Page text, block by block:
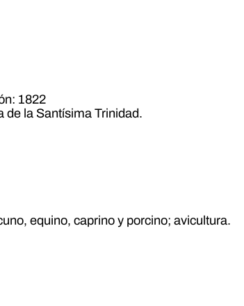
1822
de la Santísima Trinidad.
equino, caprino y porcino; avicultura.